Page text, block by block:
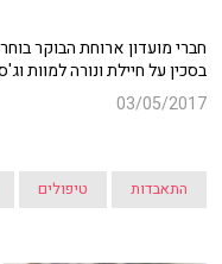
חברי מועדון ארוחת הבוקר
בסכין על חיילת ונורה למוות
03/05/2017
התאבדות טיפולים